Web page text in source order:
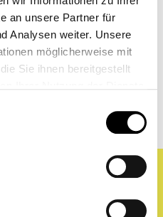
an unsere Partner für
Analysen weiter. Unsere
möglicherweise mit
Sie ihnen bereitgestellt